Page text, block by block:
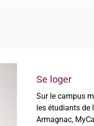
Se loger
Sur le campus
les étudiants de
Armagnac,